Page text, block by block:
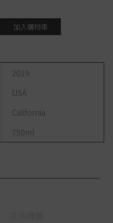
加入購物車
2019
USA
California
750ml